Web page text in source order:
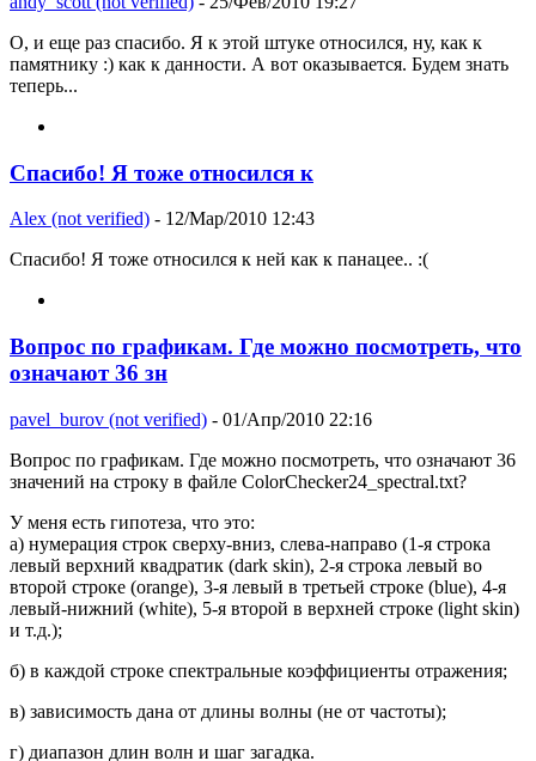
О, и еще раз спасибо. Я к этой штуке относился, ну, как к
памятнику :) как к данности. А вот оказывается. Будем знать
теперь...
Спасибо! Я тоже относился к
Alex (not verified) - 12/Мар/2010 12:43
Спасибо! Я тоже относился к ней как к панацее.. :(
Вопрос по графикам. Где можно посмотреть, что
означают 36 зн
pavel_burov (not verified) - 01/Апр/2010 22:16
Вопрос по графикам. Где можно посмотреть, что означают 36
значений на строку в файле ColorChecker24_spectral.txt?
У меня есть гипотеза, что это:
а) нумерация строк сверху-вниз, слева-направо (1-я строка
левый верхний квадратик (dark skin), 2-я строка левый во
второй строке (orange), 3-я левый в третьей строке (blue), 4-я
левый-нижний (white), 5-я второй в верхней строке (light skin)
и т.д.);
б) в каждой строке спектральные коэффициенты отражения;
в) зависимость дана от длины волны (не от частоты);
г) диапазон длин волн и шаг загадка.